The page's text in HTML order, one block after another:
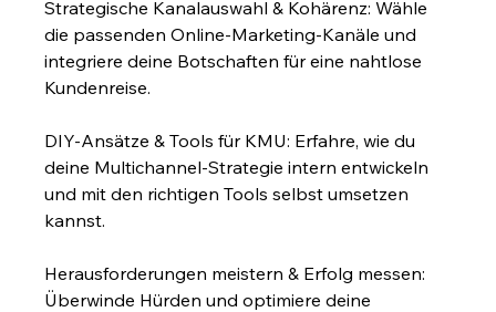
Strategische Kanalauswahl & Kohärenz: Wähle
die passenden Online-Marketing-Kanäle und
integriere deine Botschaften für eine nahtlose
Kundenreise.
DIY-Ansätze & Tools für KMU: Erfahre, wie du
deine Multichannel-Strategie intern entwickeln
und mit den richtigen Tools selbst umsetzen
kannst.
Herausforderungen meistern & Erfolg messen:
Überwinde Hürden und optimiere deine